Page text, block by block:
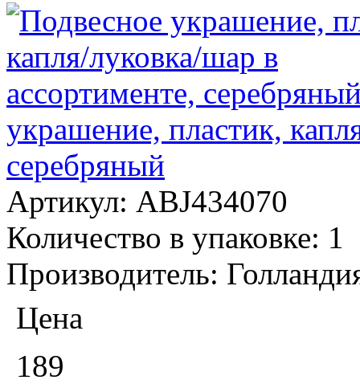
украшение, пластик,
серебряный
Артикул: ABJ434070
Количество в упаковке: 1
Производитель:
Цена
189